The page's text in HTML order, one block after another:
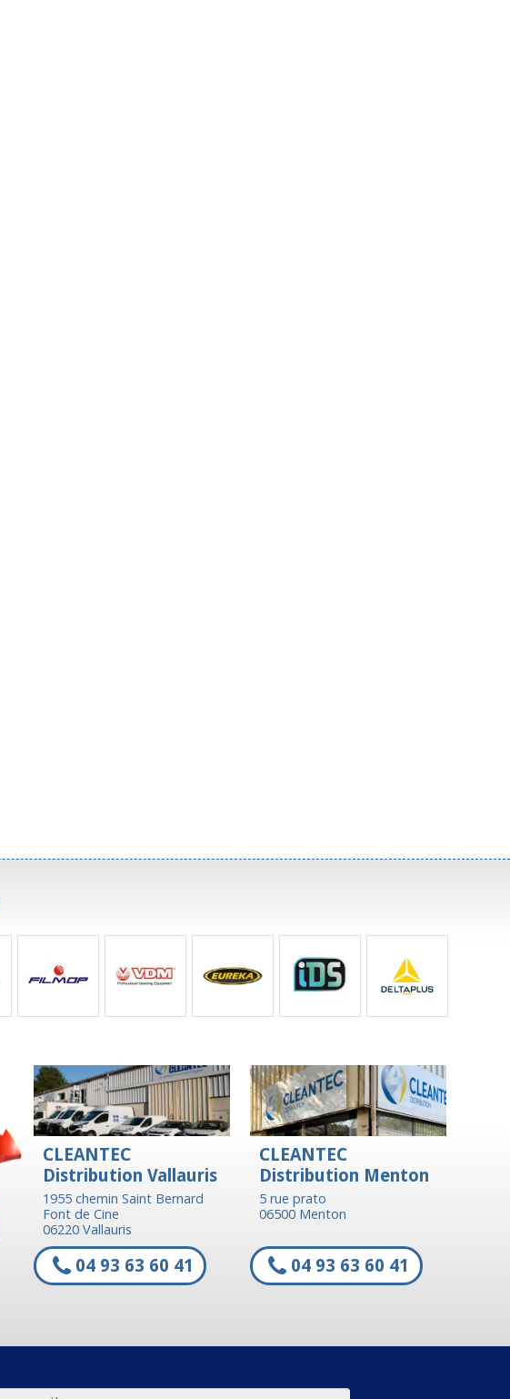
CLEANTEC
Distribution Vallauris
1955 chemin Saint Bernard
Font de Cine
06220 Vallauris
04 93 63 60 41
CLEANTEC
Distribution Menton
5 rue prato
06500 Menton
04 93 63 60 41